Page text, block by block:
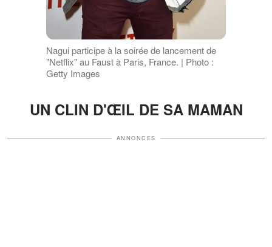
Nagui participe à la soirée de lancement de
"Netflix" au Faust à Paris, France. | Photo :
Getty Images
UN CLIN D'ŒIL DE SA MAMAN
ANNONCES